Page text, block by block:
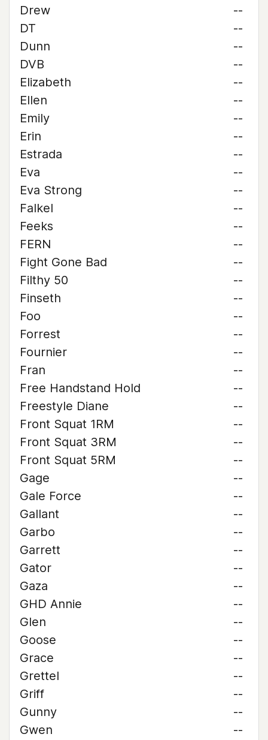
Drew
--
DT
--
Dunn
--
DVB
--
Elizabeth
--
Ellen
--
Emily
--
Erin
--
Estrada
--
Eva
--
Eva Strong
--
Falkel
--
Feeks
--
FERN
--
Fight Gone Bad
--
Filthy 50
--
Finseth
--
Foo
--
Forrest
--
Fournier
--
Fran
--
Free Handstand Hold
--
Freestyle Diane
--
Front Squat 1RM
--
Front Squat 3RM
--
Front Squat 5RM
--
Gage
--
Gale Force
--
Gallant
--
Garbo
--
Garrett
--
Gator
--
Gaza
--
GHD Annie
--
Glen
--
Goose
--
Grace
--
Grettel
--
Griff
--
Gunny
--
Gwen
--